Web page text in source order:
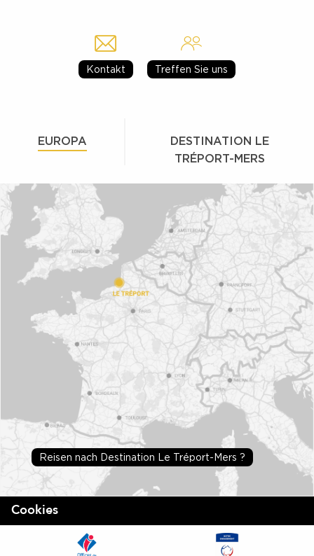
Kontakt Treffen Sie uns
EUROPA
DESTINATION LE
TRÉPORT-MERS
Reisen nach Destination Le Tréport-Mers ?
Cookies